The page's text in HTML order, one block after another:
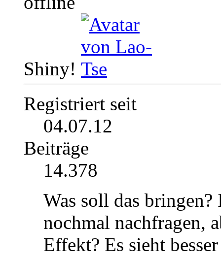
Shiny!
Registriert seit
04.07.12
Beiträge
14.378
Was soll das
nochmal nachfragen,
Effekt? Es sieht